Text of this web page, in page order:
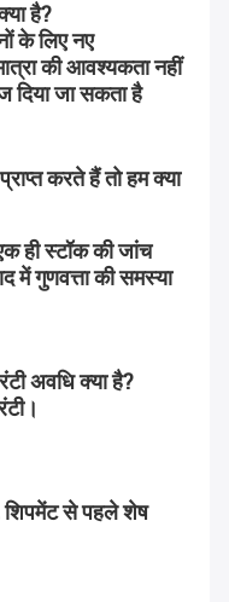
है?
के लिए नए
की आवश्यकता नहीं
जा सकता है
करते हैं तो हम क्या
ही स्टॉक की जांच
में गुणवत्ता की समस्या
अवधि क्या है?
से पहले शेष